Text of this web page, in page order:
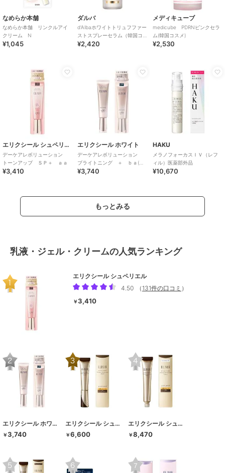
なめらか本舗
なめらか本舗 リンクルアイ
クリーム N
¥1,045
ダルバ
d'Albaホワイトトリュフファー
ストスプレーセラム（韓国コ
スメ）
¥2,420
メディキューブ
medicube PDRNピンクセラ
ム(韓国コスメ)
¥2,530
エリクシール シュペリエル
デーケアレボリューション
トーンアップ ＳＰ＋ ａａ
¥3,410
エリクシール ホワイト
デーケアレボリューション
ブライトニング ＋ ｂａ(医
薬部外品)
¥3,740
HAKU
メラノフォーカスＩＶ（レフ
ィル）医薬部外品
¥10,670
もっとみる
乳液・ジェル・クリームの人気ランキング
エリクシール シュペリエル
4.50
（ 131件の口コミ ）
￥3,410
エリクシール ホワイト
￥3,740
エリクシール シュペリエル
￥6,600
エリクシール シュペリエル
￥8,470